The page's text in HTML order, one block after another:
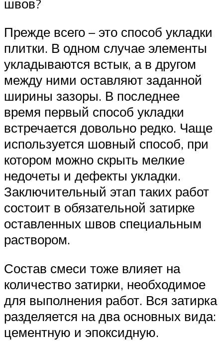
швов?
Прежде всего – это способ укладки
плитки. В одном случае элементы
укладываются встык, а в другом
между ними оставляют заданной
ширины зазоры. В последнее
время первый способ укладки
встречается довольно редко. Чаще
используется шовный способ, при
котором можно скрыть мелкие
недочеты и дефекты укладки.
Заключительный этап таких работ
состоит в обязательной затирке
оставленных швов специальным
раствором.
Состав смеси тоже влияет на
количество затирки, необходимое
для выполнения работ. Вся затирка
разделяется на два основных вида:
цементную и эпоксидную.